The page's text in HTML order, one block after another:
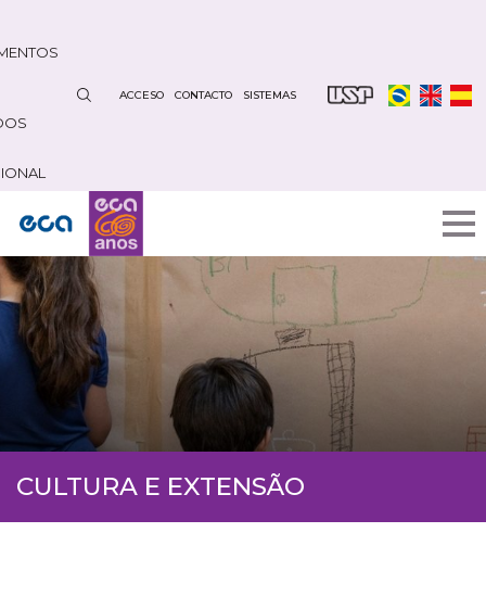
contenido
ACCESO CONTACTO SISTEMAS
CULTURA E EXTENSÃO